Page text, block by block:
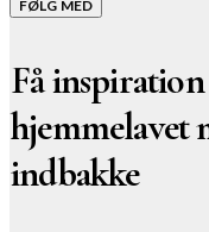
FØLG MED
Få
hjemmelavet
indbakke